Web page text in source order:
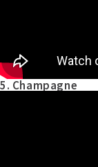
5. Champagne